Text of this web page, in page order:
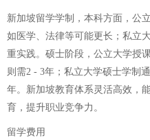
新加坡留学学制，本科方面，公
如医学、法律等可能更长；私立
重实践。硕士阶段，公立大学授
则需2 - 3年；私立大学硕士学制
年。新加坡教育体系灵活高效，
育，提升职业竞争力。
留学费用